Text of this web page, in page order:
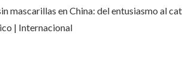
mascarillas en China: del entusiasmo al
| Internacional